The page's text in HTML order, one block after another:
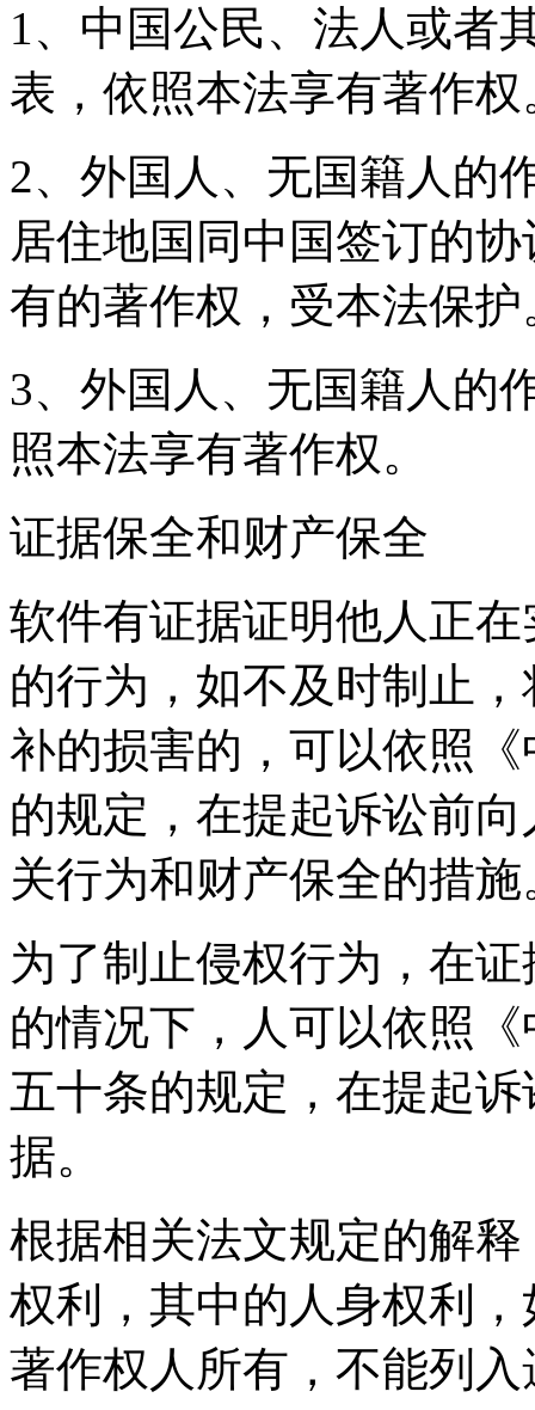
1、中国公民、法人或者
表，依照本法享有著作权
2、外国人、无国籍人的
居住地国同中国签订的
有的著作权，受本法保护
3、外国人、无国籍人的
照本法享有著作权。
证据保全和财产保全
软件有证据证明他人正
的行为，如不及时制止
补的损害的，可以依照
的规定，在提起诉讼前
关行为和财产保全的措施
为了制止侵权行为，在
的情况下，人可以依照
五十条的规定，在提起
据。
根据相关法文规定的解
权利，其中的人身权利
著作权人所有，不能列